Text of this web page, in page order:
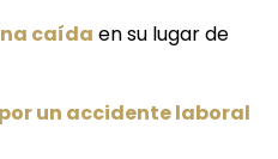
caída en su lugar de
un accidente laboral